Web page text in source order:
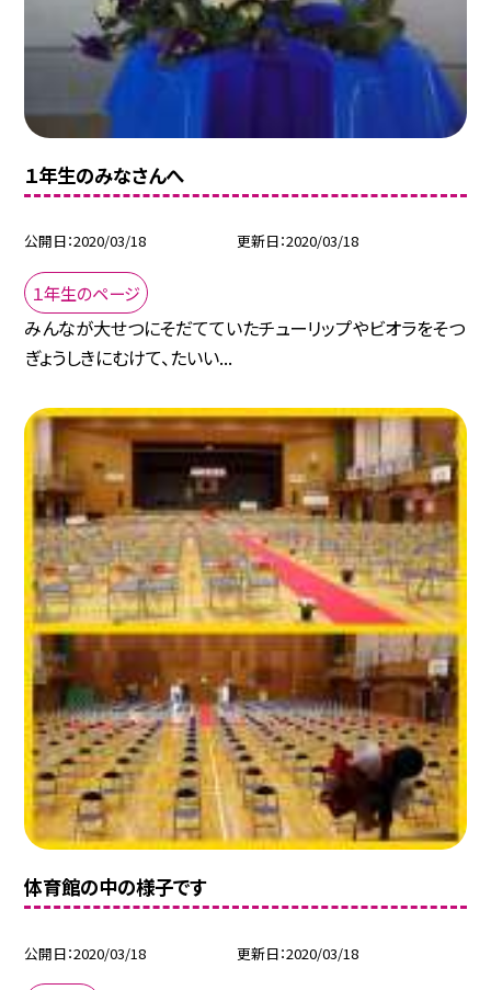
１年生のみなさんへ
公開日 2020/03/18 更新日 2020/03/18
１年生のページ
みんなが大せつにそだてていたチューリップやビオラをそつ
ぎょうしきにむけて、たいい...
体育館の中の様子です
公開日 2020/03/18 更新日 2020/03/18